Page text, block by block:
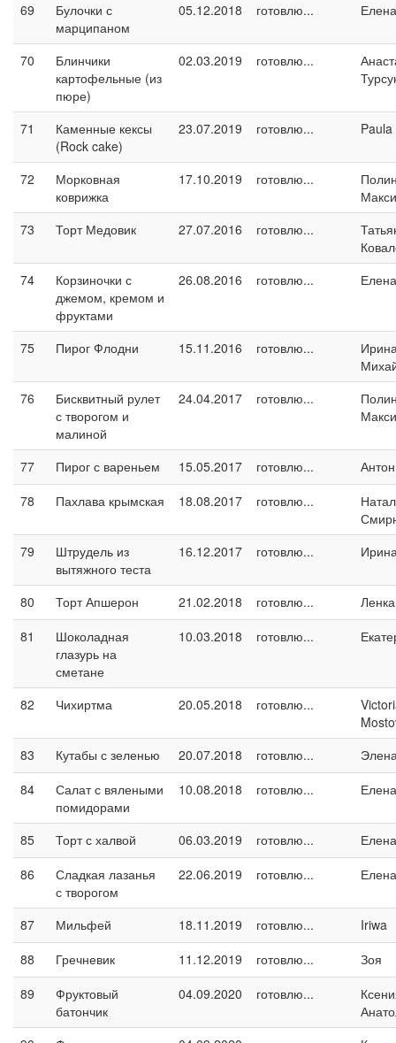
69
Булочки с
марципаном
05.12.2018 готовлю...
70
Блинчики
картофельные (из
пюре)
02.03.2019 готовлю...
71
Каменные кексы
(Rock cake)
23.07.2019 готовлю... Paula
72
Морковная
коврижка
17.10.2019 готовлю...
73
Торт Медовик 27.07.2016 готовлю...
74
Корзиночки с
джемом, кремом и
фруктами
26.08.2016 готовлю... Елена
75 Пирог Флодни 15.11.2016 готовлю...
76
Бисквитный рулет
с творогом и
малиной
24.04.2017 готовлю...
77 Пирог с вареньем 15.05.2017 готовлю...
78
Пахлава крымская 18.08.2017 готовлю...
79
Штрудель из
вытяжного теста
16.12.2017 готовлю...
80 Торт Апшерон 21.02.2018 готовлю...
81
Шоколадная
глазурь на
сметане
10.03.2018 готовлю...
82 Чихиртма 20.05.2018 готовлю...
83
Кутабы с зеленью 20.07.2018 готовлю...
84
Салат с вялеными
помидорами
10.08.2018 готовлю...
85 Торт с халвой 06.03.2019 готовлю...
Елена
86
Сладкая лазанья
с творогом
22.06.2019 готовлю...
87 Мильфей 18.11.2019 готовлю...
Iriwa
88
Гречневик 11.12.2019 готовлю...
Зоя
89
Фруктовый
батончик
04.09.2020 готовлю...